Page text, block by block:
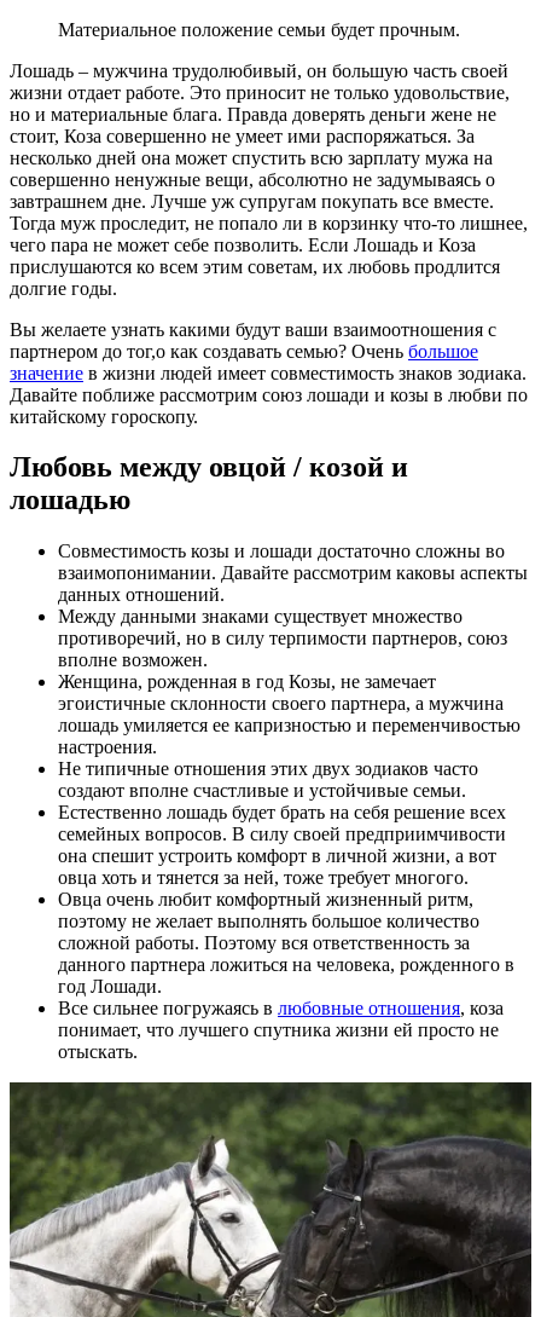
Материальное положение семьи будет прочным.
Лошадь – мужчина трудолюбивый, он большую часть своей
жизни отдает работе. Это приносит не только удовольствие,
но и материальные блага. Правда доверять деньги жене не
стоит, Коза совершенно не умеет ими распоряжаться. За
несколько дней она может спустить всю зарплату мужа на
совершенно ненужные вещи, абсолютно не задумываясь о
завтрашнем дне. Лучше уж супругам покупать все вместе.
Тогда муж проследит, не попало ли в корзинку что-то лишнее,
чего пара не может себе позволить. Если Лошадь и Коза
прислушаются ко всем этим советам, их любовь продлится
долгие годы.
Вы желаете узнать какими будут ваши взаимоотношения с
партнером до тог,о как создавать семью? Очень большое
значение в жизни людей имеет совместимость знаков зодиака.
Давайте поближе рассмотрим союз лошади и козы в любви по
китайскому гороскопу.
Любовь между овцой / козой и
лошадью
Совместимость козы и лошади достаточно сложны во
взаимопонимании. Давайте рассмотрим каковы аспекты
данных отношений.
Между данными знаками существует множество
противоречий, но в силу терпимости партнеров, союз
вполне возможен.
Женщина, рожденная в год Козы, не замечает
эгоистичные склонности своего партнера, а мужчина
лошадь умиляется ее капризностью и переменчивостью
настроения.
Не типичные отношения этих двух зодиаков часто
создают вполне счастливые и устойчивые семьи.
Естественно лошадь будет брать на себя решение всех
семейных вопросов. В силу своей предприимчивости
она спешит устроить комфорт в личной жизни, а вот
овца хоть и тянется за ней, тоже требует многого.
Овца очень любит комфортный жизненный ритм,
поэтому не желает выполнять большое количество
сложной работы. Поэтому вся ответственность за
данного партнера ложиться на человека, рожденного в
год Лошади.
Все сильнее погружаясь в любовные отношения, коза
понимает, что лучшего спутника жизни ей просто не
отыскать.